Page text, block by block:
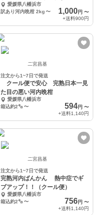
やかな酸味】
愛媛県八幡浜市
訳あり河内晩柑 2kg 〜 1,000円 〜
+送料900円
二宮昌基
注文から1~7日で発送
クール便で安心 完熟日本一見
た目の悪い河内晩柑
愛媛県八幡浜市
箱込約2㌔ 〜 594円 〜
+送料1,140円
二宮昌基
注文から1~7日で発送
完熟河内ばんかん 熱中症でギ
ブアップ！！（クール便）
愛媛県八幡浜市
箱込約2㌔ 〜 756円 〜
+送料1,140円